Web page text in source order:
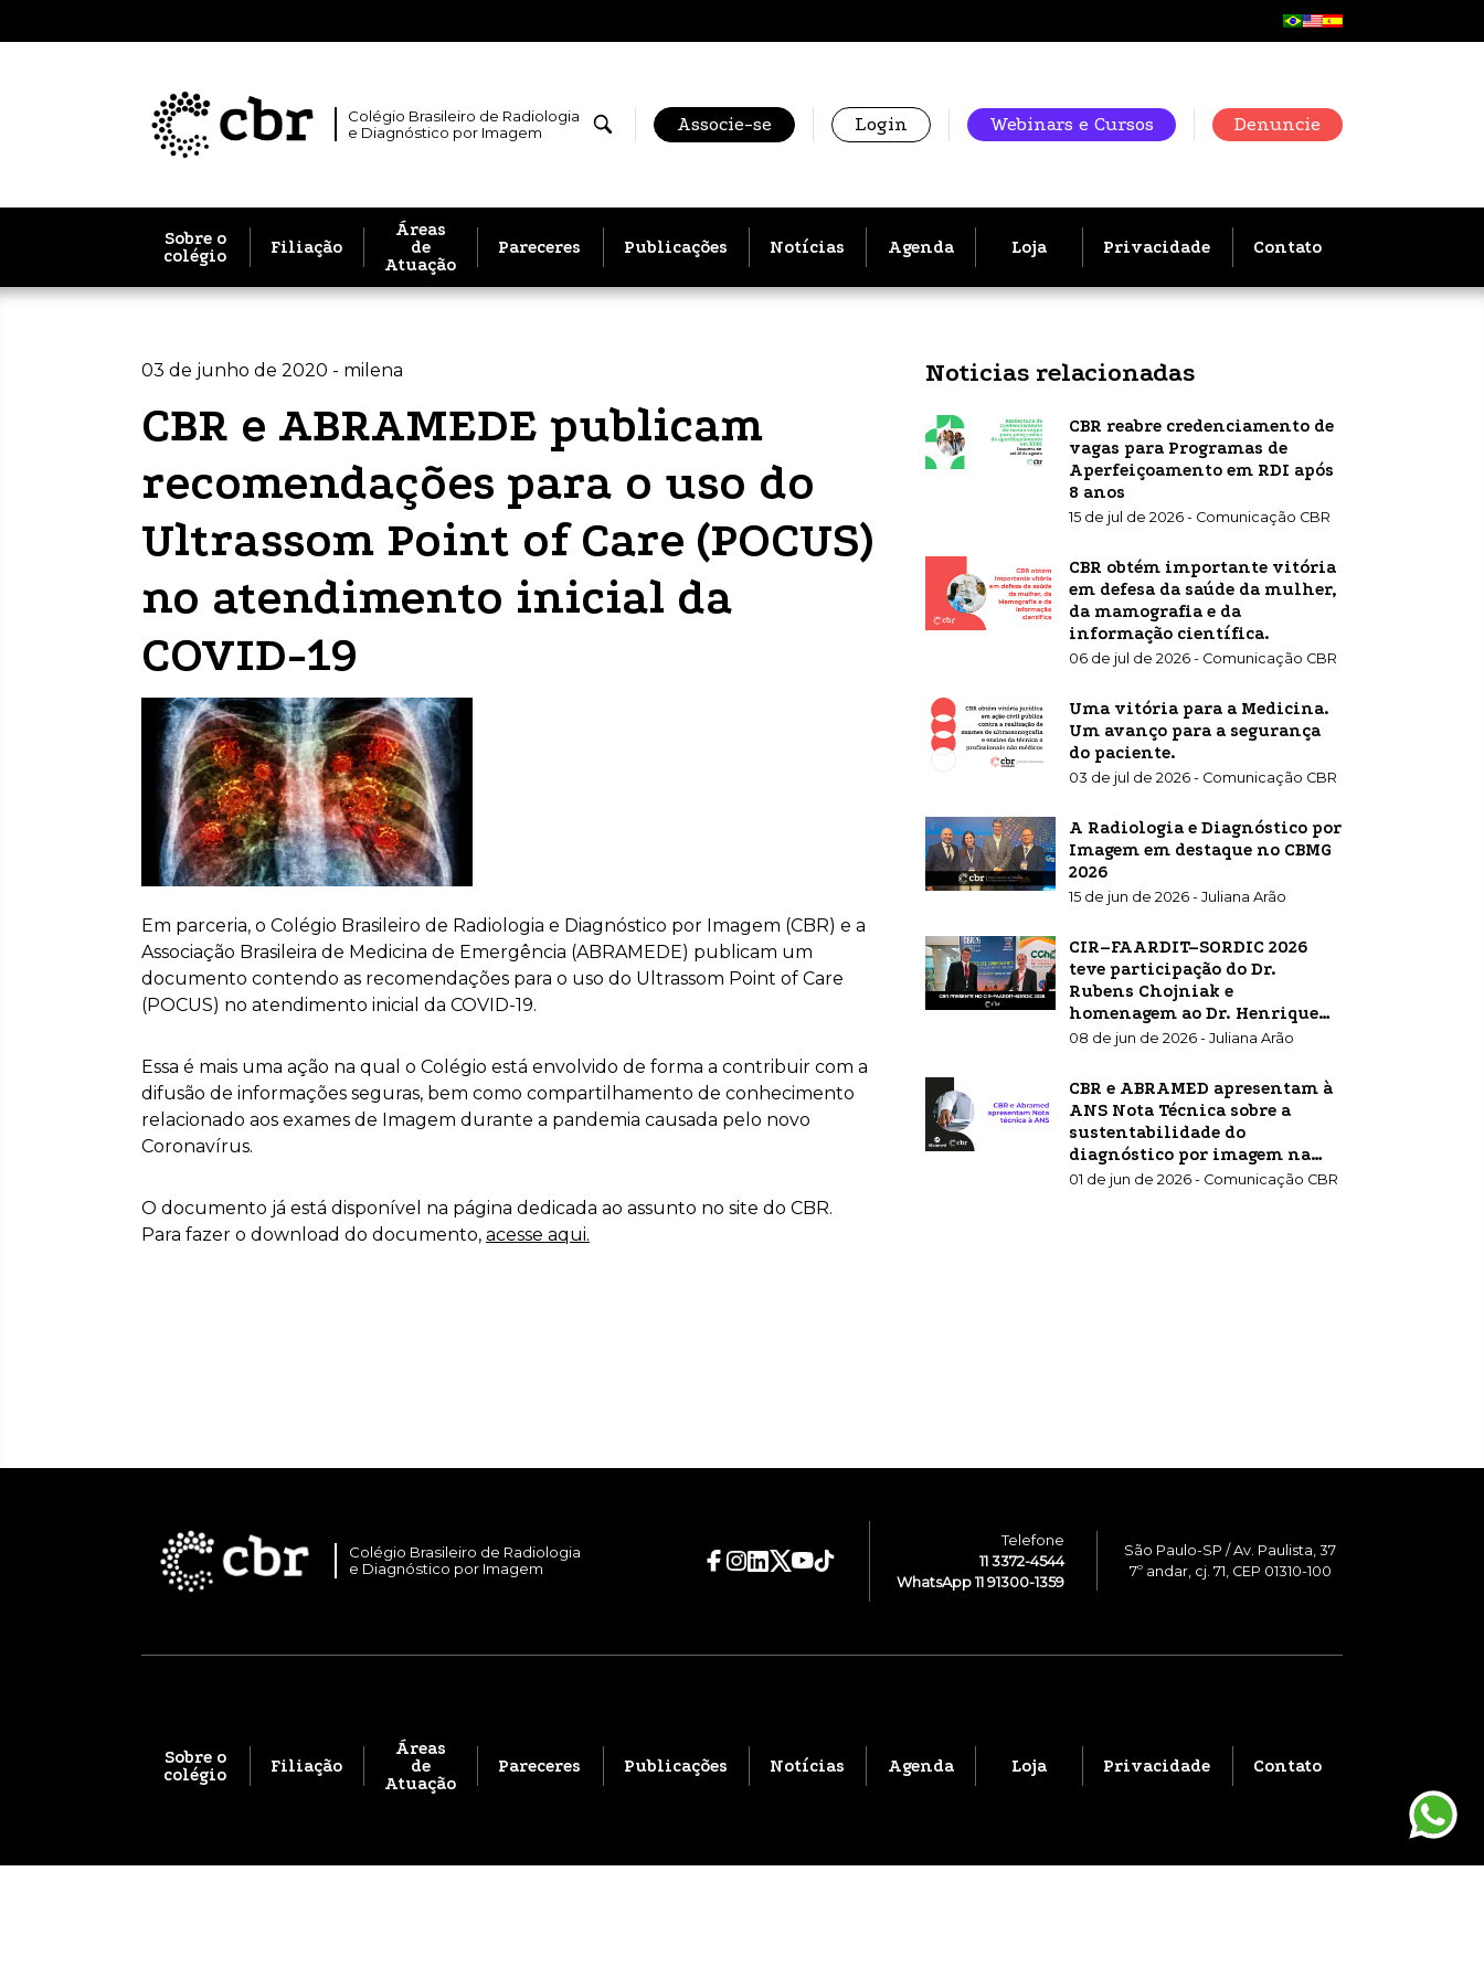
Colégio Brasileiro de Radiologia
e Diagnóstico por Imagem
Associe-se Login Webinars e Cursos Denuncie
Sobre o
colégio
Filiação
Áreas
de
Atuação
Pareceres Publicações Notícias Agenda Loja Privacidade Contato
03 de junho de 2020 - milena
CBR e ABRAMEDE publicam
recomendações para o uso do
Ultrassom Point of Care (POCUS)
no atendimento inicial da
COVID-19
Em parceria, o Colégio Brasileiro de Radiologia e Diagnóstico por Imagem (CBR) e a
Associação Brasileira de Medicina de Emergência (ABRAMEDE) publicam um
documento contendo as recomendações para o uso do Ultrassom Point of Care
(POCUS) no atendimento inicial da COVID-19.
Essa é mais uma ação na qual o Colégio está envolvido de forma a contribuir com a
difusão de informações seguras, bem como compartilhamento de conhecimento
relacionado aos exames de Imagem durante a pandemia causada pelo novo
Coronavírus.
O documento já está disponível na página dedicada ao assunto no site do CBR.
Para fazer o download do documento, acesse aqui.
Noticias relacionadas
CBR reabre credenciamento de
vagas para Programas de
Aperfeiçoamento em RDI após
8 anos
15 de jul de 2026 - Comunicação CBR
CBR obtém importante vitória
em defesa da saúde da mulher,
da mamografia e da
informação científica.
06 de jul de 2026 - Comunicação CBR
Uma vitória para a Medicina.
Um avanço para a segurança
do paciente.
03 de jul de 2026 - Comunicação CBR
A Radiologia e Diagnóstico por
Imagem em destaque no CBMG
2026
15 de jun de 2026 - Juliana Arão
CIR–FAARDIT–SORDIC 2026
teve participação do Dr.
Rubens Chojniak e
homenagem ao Dr. Henrique
Carrete Jr.
08 de jun de 2026 - Juliana Arão
CBR e ABRAMED apresentam à
ANS Nota Técnica sobre a
sustentabilidade do
diagnóstico por imagem na
saúde suplementar
01 de jun de 2026 - Comunicação CBR
Colégio Brasileiro de Radiologia
e Diagnóstico por Imagem
Sobre o
colégio
Filiação
Áreas
de
Atuação
Pareceres Publicações Notícias Agenda Loja Privacidade Contato
Telefone
11 3372-4544
WhatsApp 11 91300-1359
São Paulo-SP / Av. Paulista, 37
7º andar, cj. 71, CEP 01310-100